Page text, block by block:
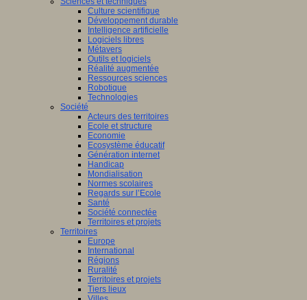
Culture scientifique
Développement durable
Intelligence artificielle
Logiciels libres
Métavers
Outils et logiciels
Réalité augmentée
Ressources sciences
Robotique
Technologies
Société
Acteurs des territoires
Ecole et structure
Economie
Ecosystème éducatif
Génération internet
Handicap
Mondialisation
Normes scolaires
Regards sur l’Ecole
Santé
Société connectée
Territoires et projets
Territoires
Europe
International
Régions
Ruralité
Territoires et projets
Tiers lieux